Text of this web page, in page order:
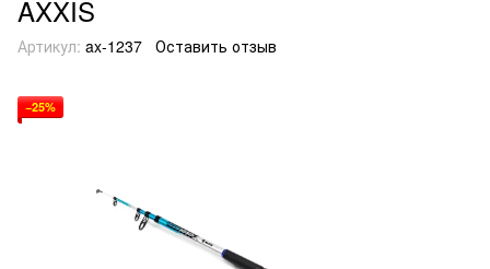
AXXIS
Артикул: ax-1237 Оставить отзыв
−25%